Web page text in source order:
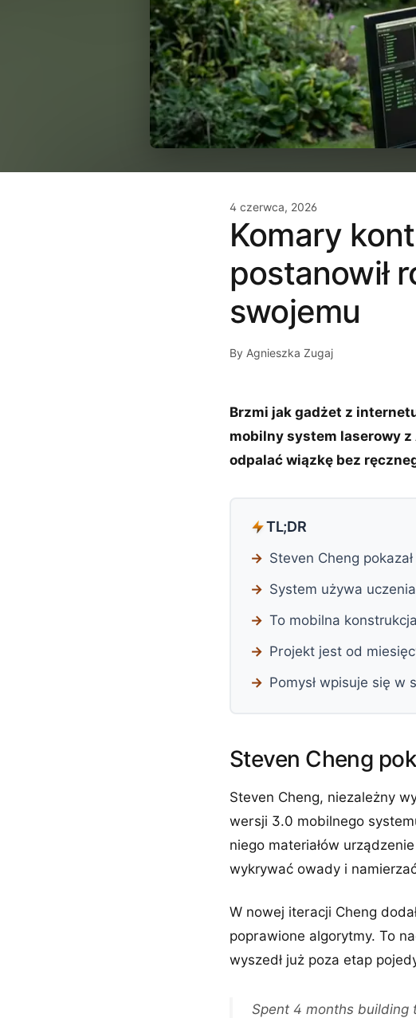
4 czerwca, 2026
Komary
postanowił
swojemu
By Agnieszka Zugaj
Brzmi jak gadżet z
mobilny system laserowy z
odpalać wiązkę bez
TL;DR
Steven Cheng
System używa
To mobilna
Projekt jest od
Pomysł wpisuje się w
Steven Cheng
Steven Cheng, niezależny
wersji 3.0 mobilnego
niego materiałów
wykrywać owady i
W nowej iteracji Cheng
poprawione algorytmy. To
wyszedł już poza etap
Spent 4 months building